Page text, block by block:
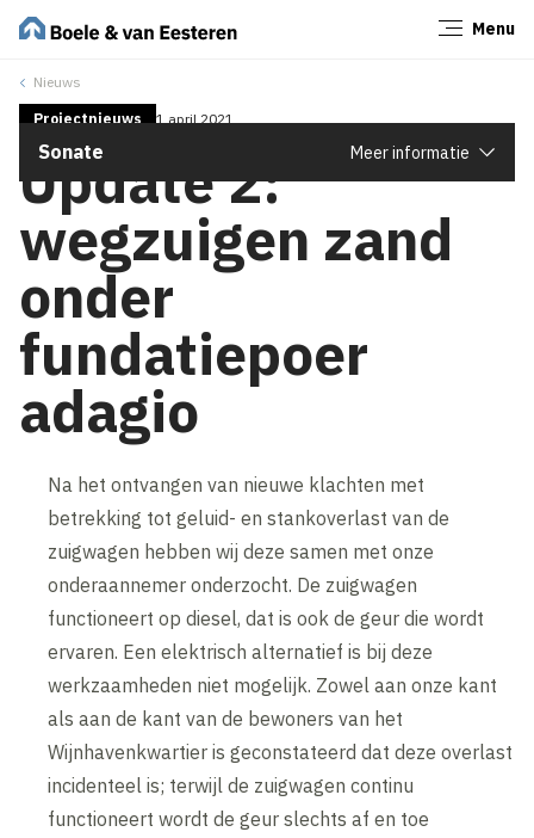
Menu
Nieuws
Sonate Meer informatie
Projectnieuws 1 april 2021
Update 2:
wegzuigen zand
onder
fundatiepoer
adagio
Na het ontvangen van nieuwe klachten met
betrekking tot geluid- en stankoverlast van de
zuigwagen hebben wij deze samen met onze
onderaannemer onderzocht. De zuigwagen
functioneert op diesel, dat is ook de geur die wordt
ervaren. Een elektrisch alternatief is bij deze
werkzaamheden niet mogelijk. Zowel aan onze kant
als aan de kant van de bewoners van het
Wijnhavenkwartier is geconstateerd dat deze overlast
incidenteel is; terwijl de zuigwagen continu
functioneert wordt de geur slechts af en toe
Sluiten